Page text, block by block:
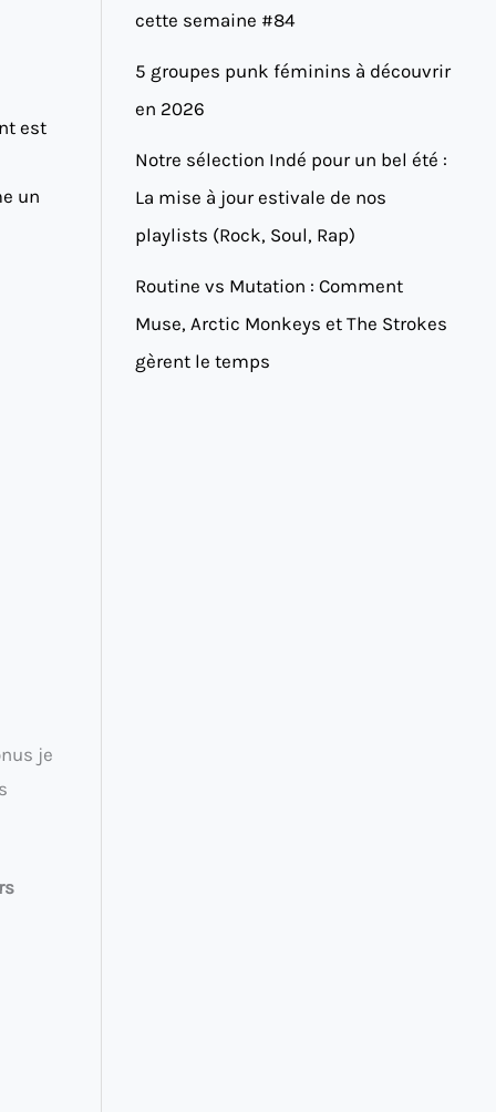
est
un
je
cette semaine #84
5 groupes punk féminins à découvrir
en 2026
Notre sélection Indé pour un bel été :
La mise à jour estivale de nos
playlists (Rock, Soul, Rap)
Routine vs Mutation : Comment
Muse, Arctic Monkeys et The Strokes
gèrent le temps